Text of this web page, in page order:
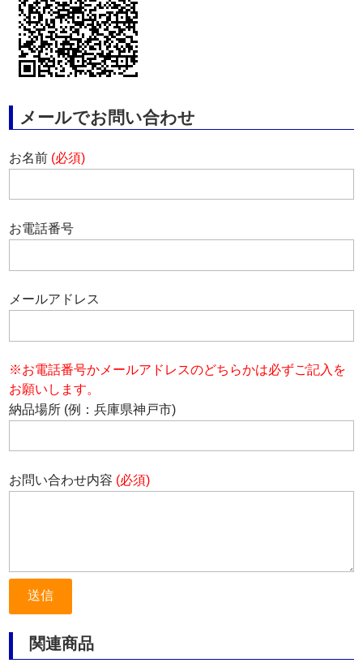
メールでお問い合わせ
お名前 (必須)
お電話番号
メールアドレス
※お電話番号かメールアドレスのどちらかは必ずご記入を
お願いします。
納品場所 (例：兵庫県神戸市)
お問い合わせ内容 (必須)
関連商品